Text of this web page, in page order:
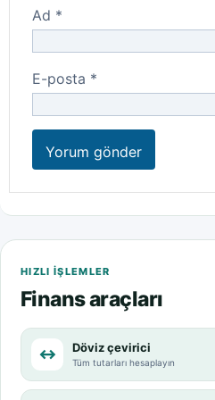
Ad *
E-posta *
HIZLI IŞLEMLER
Finans araçları
↔ Döviz çevirici
Tüm tutarları hesaplayın